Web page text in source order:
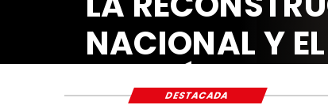
NACIONAL Y
ECONÓMICO Y
DESTACADA